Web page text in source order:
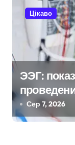
я
з
а
п
Цікаво
ЭЭГ:
Сер 7, 2026